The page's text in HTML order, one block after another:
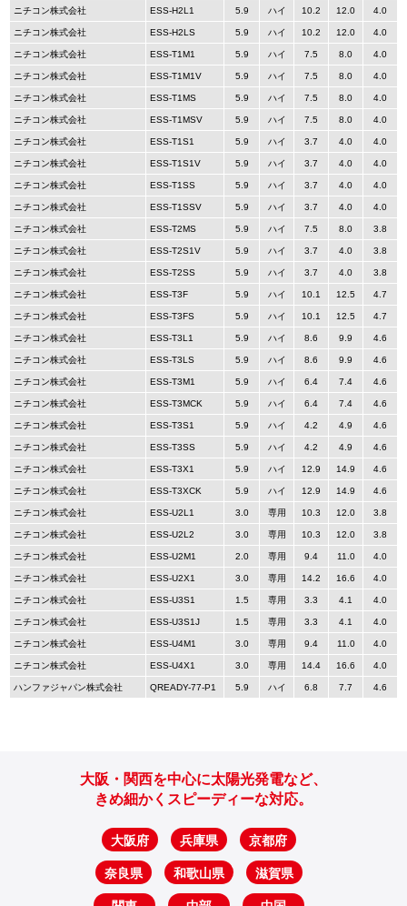
ニチコン株式会社 ESS-H2L1 5.9 ハイ 10.2 12.0 4.0
ニチコン株式会社 ESS-H2LS 5.9 ハイ 10.2 12.0 4.0
ニチコン株式会社 ESS-T1M1 5.9 ハイ 7.5 8.0 4.0
ニチコン株式会社 ESS-T1M1V 5.9 ハイ 7.5 8.0 4.0
ニチコン株式会社 ESS-T1MS 5.9 ハイ 7.5 8.0 4.0
ニチコン株式会社 ESS-T1MSV 5.9 ハイ 7.5 8.0 4.0
ニチコン株式会社 ESS-T1S1 5.9 ハイ 3.7 4.0 4.0
ニチコン株式会社 ESS-T1S1V 5.9 ハイ 3.7 4.0 4.0
ニチコン株式会社 ESS-T1SS 5.9 ハイ 3.7 4.0 4.0
ニチコン株式会社 ESS-T1SSV 5.9 ハイ 3.7 4.0 4.0
ニチコン株式会社 ESS-T2MS 5.9 ハイ 7.5 8.0 3.8
ニチコン株式会社 ESS-T2S1V 5.9 ハイ 3.7 4.0 3.8
ニチコン株式会社 ESS-T2SS 5.9 ハイ 3.7 4.0 3.8
ニチコン株式会社 ESS-T3F 5.9 ハイ 10.1 12.5 4.7
ニチコン株式会社 ESS-T3FS 5.9 ハイ 10.1 12.5 4.7
ニチコン株式会社 ESS-T3L1 5.9 ハイ 8.6 9.9 4.6
ニチコン株式会社 ESS-T3LS 5.9 ハイ 8.6 9.9 4.6
ニチコン株式会社 ESS-T3M1 5.9 ハイ 6.4 7.4 4.6
ニチコン株式会社 ESS-T3MCK 5.9 ハイ 6.4 7.4 4.6
ニチコン株式会社 ESS-T3S1 5.9 ハイ 4.2 4.9 4.6
ニチコン株式会社 ESS-T3SS 5.9 ハイ 4.2 4.9 4.6
ニチコン株式会社 ESS-T3X1 5.9 ハイ 12.9 14.9 4.6
ニチコン株式会社 ESS-T3XCK 5.9 ハイ 12.9 14.9 4.6
ニチコン株式会社 ESS-U2L1 3.0 専用 10.3 12.0 3.8
ニチコン株式会社 ESS-U2L2 3.0 専用 10.3 12.0 3.8
ニチコン株式会社 ESS-U2M1 2.0 専用 9.4 11.0 4.0
ニチコン株式会社 ESS-U2X1 3.0 専用 14.2 16.6 4.0
ニチコン株式会社 ESS-U3S1 1.5 専用 3.3 4.1 4.0
ニチコン株式会社 ESS-U3S1J 1.5 専用 3.3 4.1 4.0
ニチコン株式会社 ESS-U4M1 3.0 専用 9.4 11.0 4.0
ニチコン株式会社 ESS-U4X1 3.0 専用 14.4 16.6 4.0
ハンファジャパン株式会社 QREADY-77-P1 5.9 ハイ 6.8 7.7 4.6
大阪・関西を中心に太陽光発電など、
きめ細かくスピーディーな対応。
大阪府 兵庫県 京都府
奈良県 和歌山県 滋賀県